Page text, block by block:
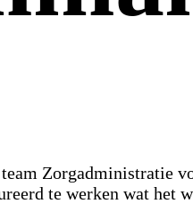
Zorgadministratie
te werken wat het